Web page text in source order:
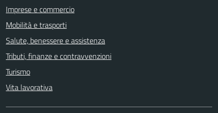
Imprese e commercio
Mobilità e trasporti
Salute, benessere e assistenza
Tributi, finanze e contravvenzioni
Turismo
Vita lavorativa